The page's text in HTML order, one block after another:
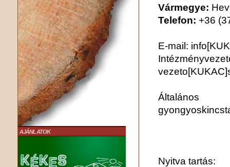
AJÁNLATOK
Vármegye:
Telefon: +36
E-mail:
Nyitva tartás: